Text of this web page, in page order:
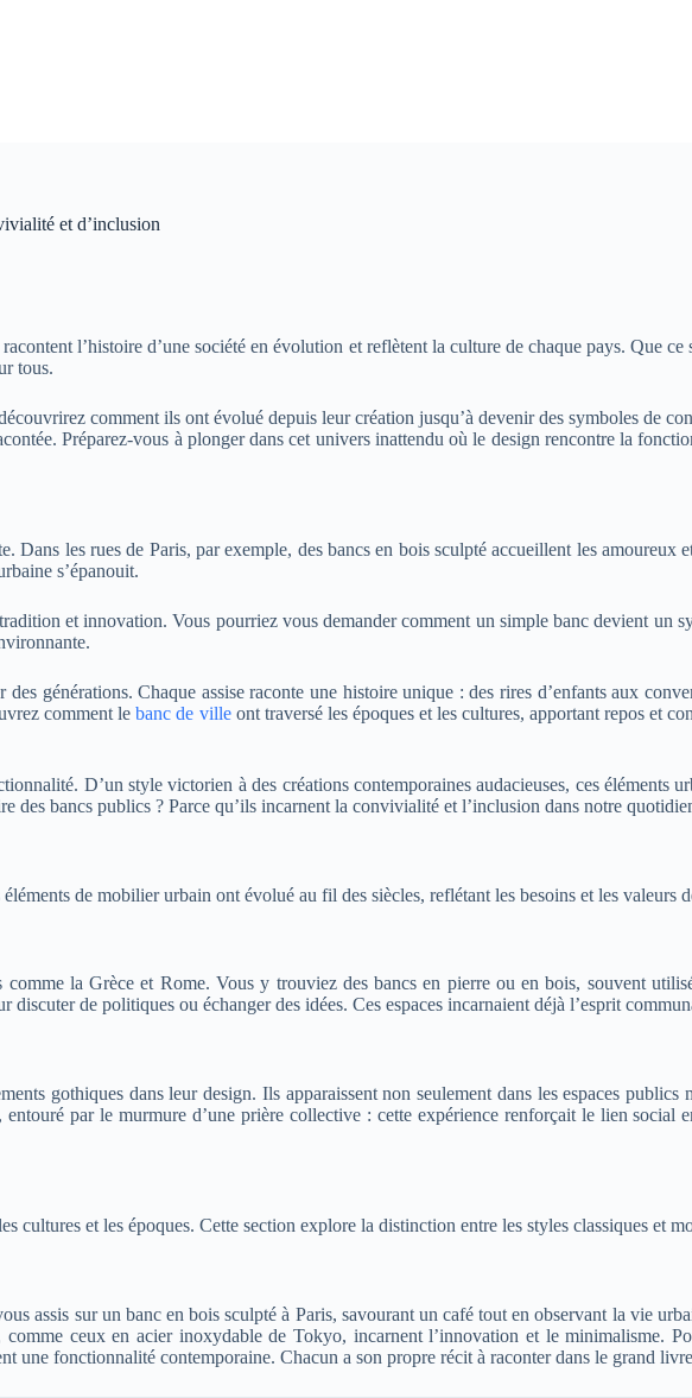
et d’inclusion
l’histoire d’une société en évolution et reflètent la culture de chaque pays. Que
tous.
comment ils ont évolué depuis leur création jusqu’à devenir des symboles de
Préparez-vous à plonger dans cet univers inattendu où le design rencontre la
les rues de Paris, par exemple, des bancs en bois sculpté accueillent les amoureux
s’épanouit.
et innovation. Vous pourriez vous demander comment un simple banc devient un
générations. Chaque assise raconte une histoire unique : des rires d’enfants aux
comment lebanc de villeont traversé les époques et les cultures, apportant repos et
D’un style victorien à des créations contemporaines audacieuses, ces éléments
des bancs publics ? Parce qu’ils incarnent la convivialité et l’inclusion dans notre
de mobilier urbain ont évolué au fil des siècles, reflétant les besoins et les valeurs
la Grèce et Rome. Vous y trouviez des bancs en pierre ou en bois, souvent
de politiques ou échanger des idées. Ces espaces incarnaient déjà l’esprit
gothiques dans leur design. Ils apparaissent non seulement dans les espaces publics
par le murmure d’une prière collective : cette expérience renforçait le lien social
cultures et les époques. Cette section explore la distinction entre les styles classiques et
assis sur un banc en bois sculpté à Paris, savourant un café tout en observant la vie
comme ceux en acier inoxydable de Tokyo, incarnent l’innovation et le minimalisme.
une fonctionnalité contemporaine. Chacun a son propre récit à raconter dans le grand